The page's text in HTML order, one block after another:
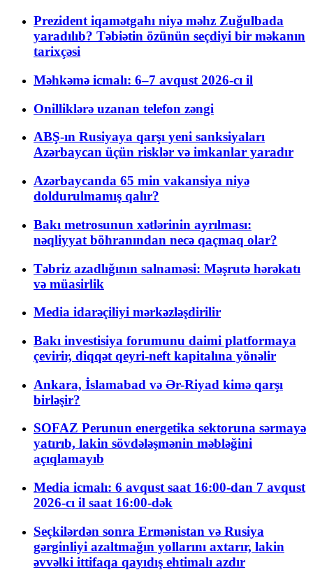
Prezident iqamətgahı niyə məhz Zuğulbada
yaradılıb? Təbiətin özünün seçdiyi bir məkanın
tarixçəsi
Məhkəmə icmalı: 6–7 avqust 2026-cı il
Onilliklərə uzanan telefon zəngi
ABŞ-ın Rusiyaya qarşı yeni sanksiyaları
Azərbaycan üçün risklər və imkanlar yaradır
Azərbaycanda 65 min vakansiya niyə
doldurulmamış qalır?
Bakı metrosunun xətlərinin ayrılması:
nəqliyyat böhranından necə qaçmaq olar?
Təbriz azadlığının salnaməsi: Məşrutə hərəkatı
və müasirlik
Media idarəçiliyi mərkəzləşdirilir
Bakı investisiya forumunu daimi platformaya
çevirir, diqqət qeyri-neft kapitalına yönəlir
Ankara, İslamabad və Ər-Riyad kimə qarşı
birləşir?
SOFAZ Perunun energetika sektoruna sərmayə
yatırıb, lakin sövdələşmənin məbləğini
açıqlamayıb
Media icmalı: 6 avqust saat 16:00-dan 7 avqust
2026-cı il saat 16:00-dək
Seçkilərdən sonra Ermənistan və Rusiya
gərginliyi azaltmağın yollarını axtarır, lakin
əvvəlki ittifaqa qayıdış ehtimalı azdır